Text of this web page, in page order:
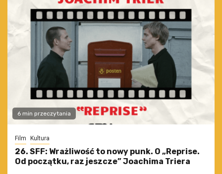
6 min przeczytania
Film Kultura
26. SFF: Wrażliwość to nowy punk. O „Reprise.
Od początku, raz jeszcze” Joachima Triera